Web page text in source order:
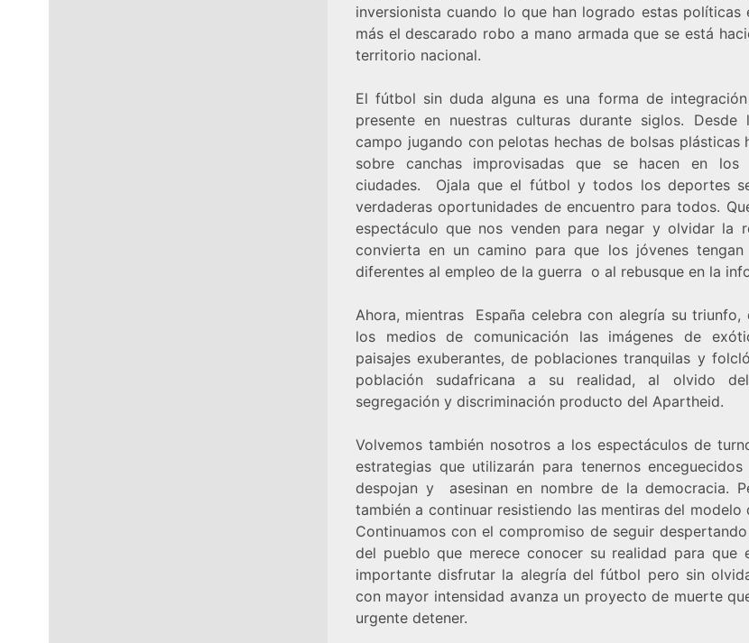
inversionista cuando lo que han logrado estas políticas
más el descarado robo a mano armada que se está
territorio nacional.
El fútbol sin duda alguna es una forma de
presente en nuestras culturas durante siglos.
campo jugando con pelotas hechas de bolsas plásticas
sobre canchas improvisadas que se hacen en
ciudades. Ojala que el fútbol y todos los deportes
verdaderas oportunidades de encuentro para todos.
espectáculo que nos venden para negar y olvidar la
convierta en un camino para que los jóvenes
diferentes al empleo de la guerra o al rebusque en la
Ahora, mientras España celebra con alegría su triunfo,
los medios de comunicación las imágenes de
paisajes exuberantes, de poblaciones tranquilas y
población sudafricana a su realidad, al olvido
segregación y discriminación producto del Apartheid.
Volvemos también nosotros a los espectáculos de
estrategias que utilizarán para tenernos
despojan y asesinan en nombre de la democracia.
también a continuar resistiendo las mentiras del modelo
Continuamos con el compromiso de seguir
del pueblo que merece conocer su realidad para que
importante disfrutar la alegría del fútbol pero sin
con mayor intensidad avanza un proyecto de muerte
urgente detener.